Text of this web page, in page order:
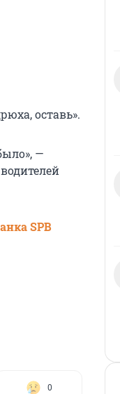
оставь».
—
SPB
0